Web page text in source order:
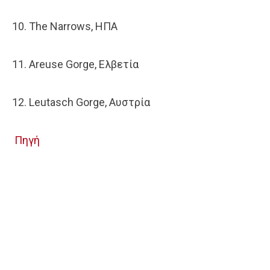
10. The Narrows, ΗΠΑ
11. Areuse Gorge, Ελβετία
12. Leutasch Gorge, Αυστρία
Πηγή